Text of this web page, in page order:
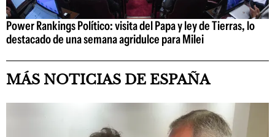
Power Rankings Político: visita del Papa y ley de Tierras, lo
destacado de una semana agridulce para Milei
MÁS NOTICIAS DE ESPAÑA